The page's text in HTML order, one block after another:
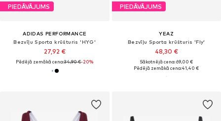
PIEDĀVĀJUMS
ADIDAS PERFORMANCE
Bezvīļu Sporta krūšturis 'HYG'
27,92 €
Pēdējā zemākā cena:34,90 €-20%
PIEDĀVĀJUMS
YEAZ
Bezvīļu Sporta krūšturis 'Fly'
48,30 €
Sākotnējā cena: 69,00 €
Pēdējā zemākā cena:41,40 €